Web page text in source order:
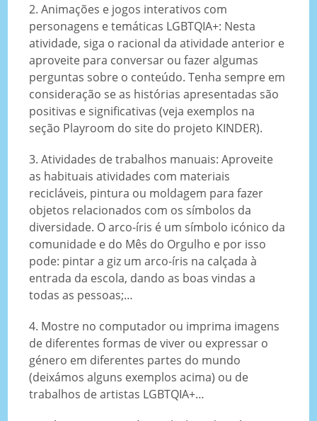
2. Animações e jogos interativos com
personagens e temáticas LGBTQIA+: Nesta
atividade, siga o racional da atividade anterior e
aproveite para conversar ou fazer algumas
perguntas sobre o conteúdo. Tenha sempre em
consideração se as histórias apresentadas são
positivas e significativas (veja exemplos na
seção Playroom do site do projeto KINDER).
3. Atividades de trabalhos manuais: Aproveite
as habituais atividades com materiais
recicláveis, pintura ou moldagem para fazer
objetos relacionados com os símbolos da
diversidade. O arco-íris é um símbolo icónico da
comunidade e do Mês do Orgulho e por isso
pode: pintar a giz um arco-íris na calçada à
entrada da escola, dando as boas vindas a
todas as pessoas;…
4. Mostre no computador ou imprima imagens
de diferentes formas de viver ou expressar o
género em diferentes partes do mundo
(deixámos alguns exemplos acima) ou de
trabalhos de artistas LGBTQIA+…